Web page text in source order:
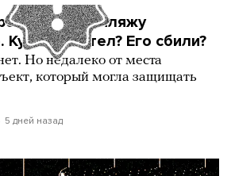
попал по пляжу
он летел? Его сбили?
Но недалеко от места
который могла защищать
5 дней назад